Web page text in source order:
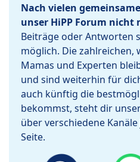
Nach vielen
unser HiPP Forum nicht
Beiträge oder Antworten
möglich. Die
Mamas und Experten
und sind weiterhin für
auch künftig die
bekommst, steht dir
über verschiedene
Seite.